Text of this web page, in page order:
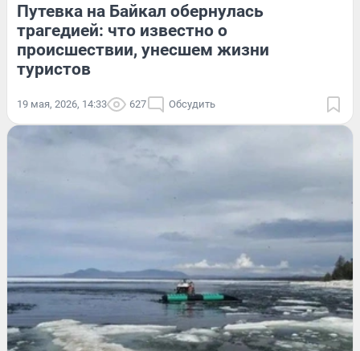
Путевка на Байкал обернулась
трагедией: что известно о
происшествии, унесшем жизни
туристов
19 мая, 2026, 14:33 627 Обсудить